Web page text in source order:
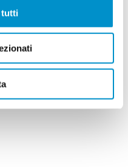
tutti
del Palazzo delle
in diretta
web del Cantone
YouTube
).